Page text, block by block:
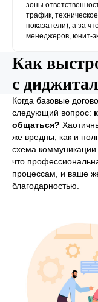
зоны
трафик,
показатели), а за
менеджеров, юнит-
Как
с
Когда базовые
следующий вопрос:
общаться?
же вредны, как и
схема
что
процессам, и ваше
благодарностью.